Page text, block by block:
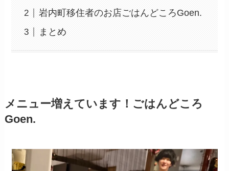
岩内町移住者のお店ごはんどころGoen.
まとめ
メニュー増えています！ごはんどころ
Goen.